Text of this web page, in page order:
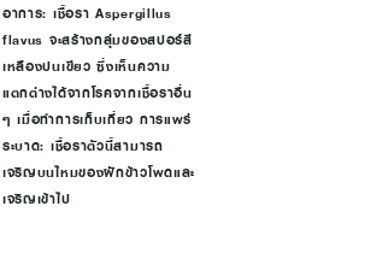
อาการ: เชื้อรา Aspergillus
flavus จะสร้างกลุ่มของสปอร์สี
เหลืองปนเขียว ซึ่งเห็นความ
แตกต่างได้จากโรคจากเชื้อราอื่น
ๆ เมื่อทำการเก็บเกี่ยว การแพร่
ระบาด: เชื้อราตัวนี้สามารถ
เจริญบนไหมของฝักข้าวโพดและ
เจริญเข้าไป